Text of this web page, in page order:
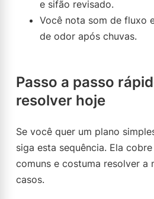
e sifão revisado.
Você nota som de fluxo
de odor após chuvas.
Passo a passo
resolver hoje
Se você quer um plano
siga esta sequência. Ela
comuns e costuma resolver a
casos.